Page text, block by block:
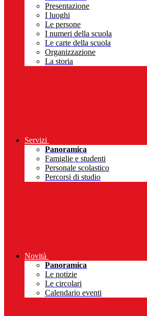
Presentazione
I luoghi
Le persone
I numeri della scuola
Le carte della scuola
Organizzazione
La storia
Servizi
Panoramica
Famiglie e studenti
Personale scolastico
Percorsi di studio
Novità
Panoramica
Le notizie
Le circolari
Calendario eventi